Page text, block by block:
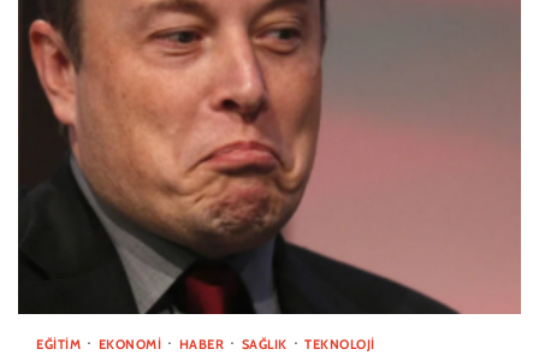
EĞITIM EKONOMI HABER SAĞLIK TEKNOLOJI